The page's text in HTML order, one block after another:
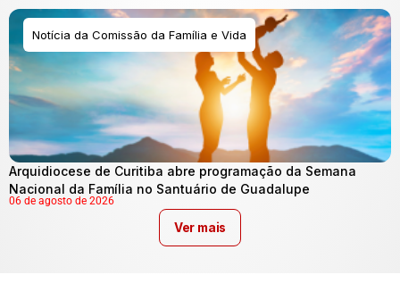
Notícia da Comissão da Família e Vida
Arquidiocese de Curitiba abre programação da Semana
Nacional da Família no Santuário de Guadalupe
06 de agosto de 2026
Ver mais